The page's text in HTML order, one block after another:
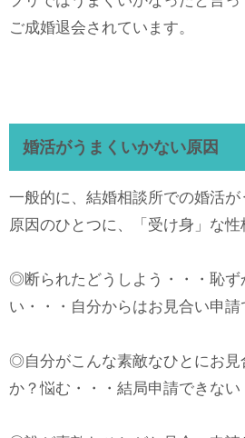
ご成婚退会されています。
婚活がうまくいかない原因
一般的に、結婚相談所での婚活
原因のひとつに、「受け身」な性
◎断られたどうしよう・・・恥ず
い・・・自分からはお見合い申請
◎自分がこんな素敵なひとにお見
か？悩む・・・結局申請できない